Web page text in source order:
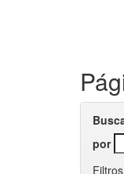
por